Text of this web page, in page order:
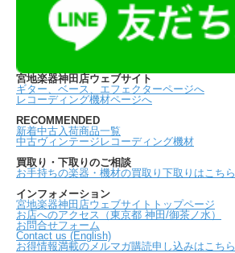
宮地楽器神田店ウェブサイト
ギター、ベース、エフェクターページへ
レコーディング機材ページへ
RECOMMENDED
新着中古入荷商品一覧
中古ヴィンテージレコーディング機材
買取り・下取りのご相談
お手持ちの楽器・機材の買取り下取りはこちら
インフォメーション
宮地楽器神田店ウェブサイトトップページ
お店へのアクセス（東京都 神田/御茶ノ水）
お問合せフォーム
Contact us (English)
お得情報満載のメルマガ購読申し込みはこちら